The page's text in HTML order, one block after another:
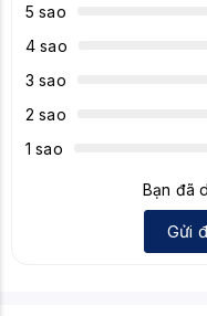
5 sao
4 sao
3 sao
2 sao
1 sao
Bạn đã
Gửi